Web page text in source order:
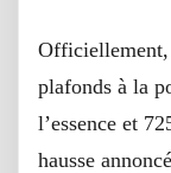
Officiellement,
plafonds à la
l’essence et
hausse